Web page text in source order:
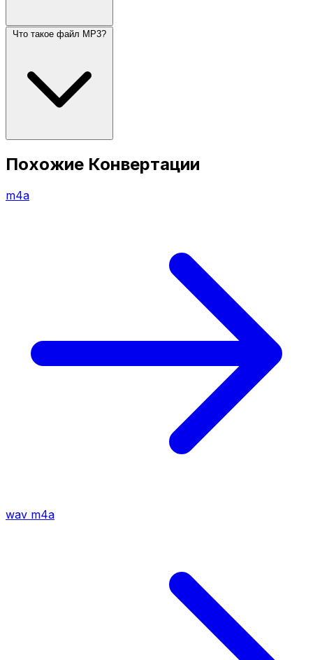
Что такое файл MP3?
Похожие Конвертации
m4a
wav m4a